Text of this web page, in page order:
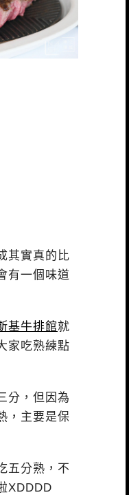
其實真的比
有一個味道
基牛排館就
家吃熟練點
分，但因為
，主要是保
五分熟，不
XDDDD